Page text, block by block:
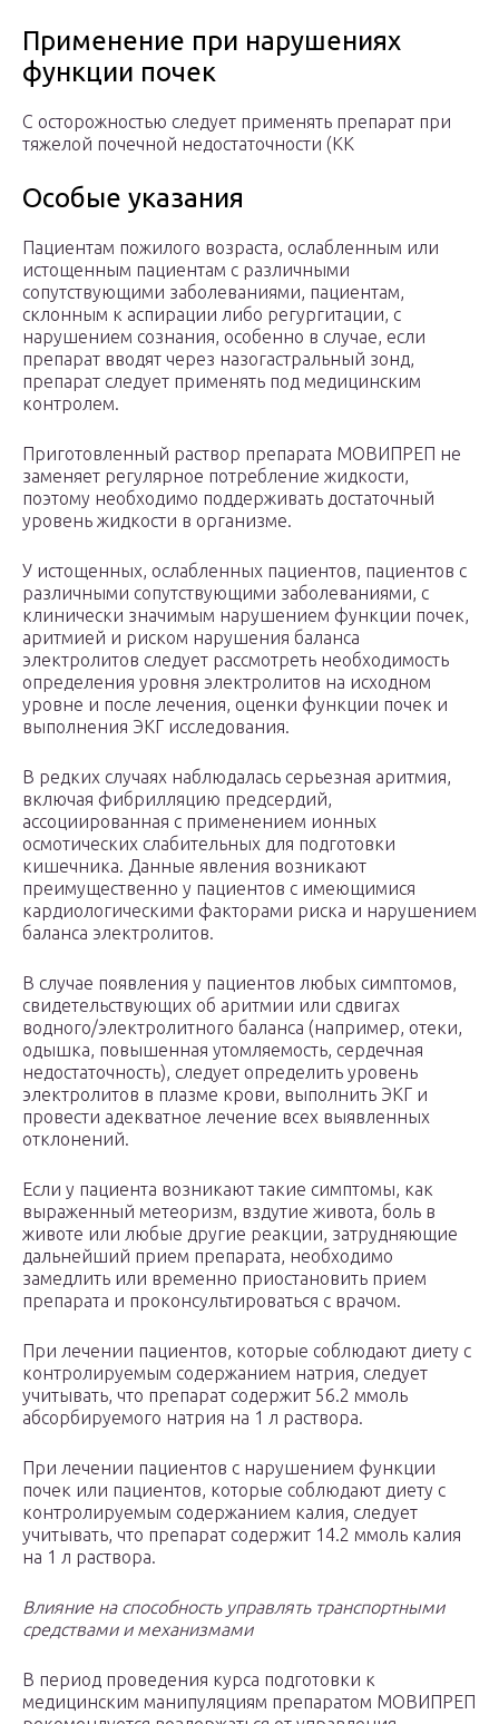
Применение при нарушениях
функции почек
С осторожностью следует применять препарат при
тяжелой почечной недостаточности (КК
Особые указания
Пациентам пожилого возраста, ослабленным или
истощенным пациентам с различными
сопутствующими заболеваниями, пациентам,
склонным к аспирации либо регургитации, с
нарушением сознания, особенно в случае, если
препарат вводят через назогастральный зонд,
препарат следует применять под медицинским
контролем.
Приготовленный раствор препарата МОВИПРЕП не
заменяет регулярное потребление жидкости,
поэтому необходимо поддерживать достаточный
уровень жидкости в организме.
У истощенных, ослабленных пациентов, пациентов с
различными сопутствующими заболеваниями, с
клинически значимым нарушением функции почек,
аритмией и риском нарушения баланса
электролитов следует рассмотреть необходимость
определения уровня электролитов на исходном
уровне и после лечения, оценки функции почек и
выполнения ЭКГ исследования.
В редких случаях наблюдалась серьезная аритмия,
включая фибрилляцию предсердий,
ассоциированная с применением ионных
осмотических слабительных для подготовки
кишечника. Данные явления возникают
преимущественно у пациентов с имеющимися
кардиологическими факторами риска и нарушением
баланса электролитов.
В случае появления у пациентов любых симптомов,
свидетельствующих об аритмии или сдвигах
водного/электролитного баланса (например, отеки,
одышка, повышенная утомляемость, сердечная
недостаточность), следует определить уровень
электролитов в плазме крови, выполнить ЭКГ и
провести адекватное лечение всех выявленных
отклонений.
Если у пациента возникают такие симптомы, как
выраженный метеоризм, вздутие живота, боль в
животе или любые другие реакции, затрудняющие
дальнейший прием препарата, необходимо
замедлить или временно приостановить прием
препарата и проконсультироваться с врачом.
При лечении пациентов, которые соблюдают диету с
контролируемым содержанием натрия, следует
учитывать, что препарат содержит 56.2 ммоль
абсорбируемого натрия на 1 л раствора.
При лечении пациентов с нарушением функции
почек или пациентов, которые соблюдают диету с
контролируемым содержанием калия, следует
учитывать, что препарат содержит 14.2 ммоль калия
на 1 л раствора.
Влияние на способность управлять транспортными
средствами и механизмами
В период проведения курса подготовки к
медицинским манипуляциям препаратом МОВИПРЕП